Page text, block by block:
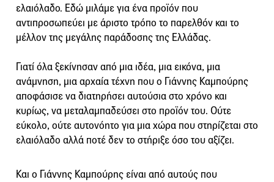
ελαιόλαδο. Εδώ μιλάμε για ένα προϊόν που
αντιπροσωπεύει με άριστο τρόπο το παρελθόν και το
μέλλον της μεγάλης παράδοσης της Ελλάδας.
Γιατί όλα ξεκίνησαν από μια ιδέα, μια εικόνα, μια
ανάμνηση, μια αρχαία τέχνη που ο Γιάννης Καμπούρης
αποφάσισε να διατηρήσει αυτούσια στο χρόνο και
κυρίως, να μεταλαμπαδεύσει στο προϊόν του. Ούτε
εύκολο, ούτε αυτονόητο για μια χώρα που στηρίζεται στο
ελαιόλαδο αλλά ποτέ δεν το στήριξε όσο του αξίζει.
Και ο Γιάννης Καμπούρης είναι από αυτούς που